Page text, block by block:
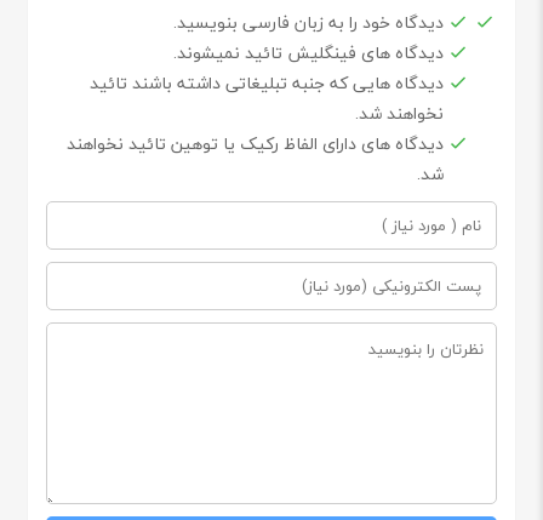
دیدگاه خود را به زبان فارسی بنویسید.
دیدگاه های فینگلیش تائید نمیشوند.
دیدگاه هایی که جنبه تبلیغاتی داشته باشند تائید
نخواهند شد.
دیدگاه های دارای الفاظ رکیک یا توهین تائید نخواهند
شد.